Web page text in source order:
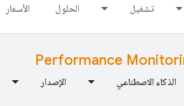
تشغيل الحلول الأسعار
Performance
الذكاء الاصطناعي الإصدار